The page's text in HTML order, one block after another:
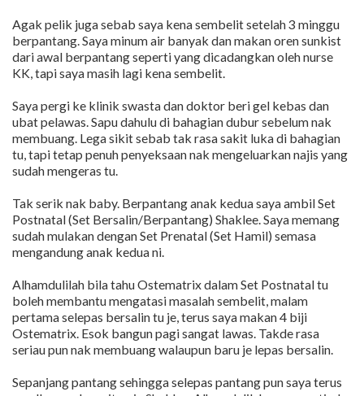
Agak pelik juga sebab saya kena sembelit setelah 3 minggu
berpantang. Saya minum air banyak dan makan oren sunkist
dari awal berpantang seperti yang dicadangkan oleh nurse
KK, tapi saya masih lagi kena sembelit.
Saya pergi ke klinik swasta dan doktor beri gel kebas dan
ubat pelawas. Sapu dahulu di bahagian dubur sebelum nak
membuang. Lega sikit sebab tak rasa sakit luka di bahagian
tu, tapi tetap penuh penyeksaan nak mengeluarkan najis yang
sudah mengeras tu.
Tak serik nak baby. Berpantang anak kedua saya ambil Set
Postnatal (Set Bersalin/Berpantang) Shaklee. Saya memang
sudah mulakan dengan Set Prenatal (Set Hamil) semasa
mengandung anak kedua ni.
Alhamdulilah bila tahu Ostematrix dalam Set Postnatal tu
boleh membantu mengatasi masalah sembelit, malam
pertama selepas bersalin tu je, terus saya makan 4 biji
Ostematrix. Esok bangun pagi sangat lawas. Takde rasa
seriau pun nak membuang walaupun baru je lepas bersalin.
Sepanjang pantang sehingga selepas pantang pun saya terus